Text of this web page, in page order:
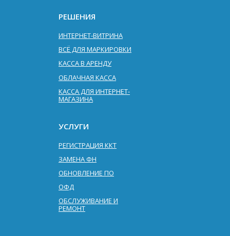
РЕШЕНИЯ
УСЛУГИ
ИНТЕРНЕТ-ВИТРИНА
КАССА ДЛЯ ИНТЕРНЕТ-
МАГАЗИНА
РЕГИСТРАЦИЯ ККТ
ЗАМЕНА ФН
ОБНОВЛЕНИЕ ПО
ОФД
ОБСЛУЖИВАНИЕ И
РЕМОНТ
ВСЁ ДЛЯ МАРКИРОВКИ
КАССА В АРЕНДУ
ОБЛАЧНАЯ КАССА